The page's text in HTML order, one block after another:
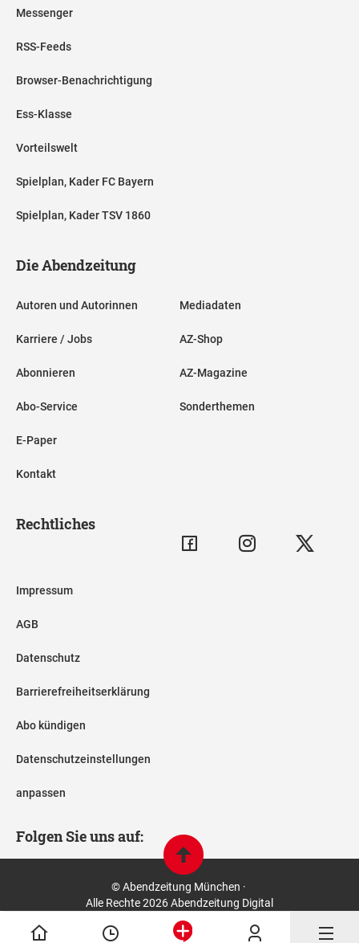
Messenger
RSS-Feeds
Browser-Benachrichtigung
Ess-Klasse
Vorteilswelt
Spielplan, Kader FC Bayern
Spielplan, Kader TSV 1860
Die Abendzeitung
Autoren und Autorinnen
Karriere / Jobs
Abonnieren
Abo-Service
E-Paper
Kontakt
Mediadaten
AZ-Shop
AZ-Magazine
Sonderthemen
Rechtliches
Impressum
AGB
Datenschutz
Barrierefreiheitserklärung
Abo kündigen
Datenschutzeinstellungen
anpassen
Folgen Sie uns auf:
© Abendzeitung München ·
Alle Rechte 2026 Abendzeitung Digital